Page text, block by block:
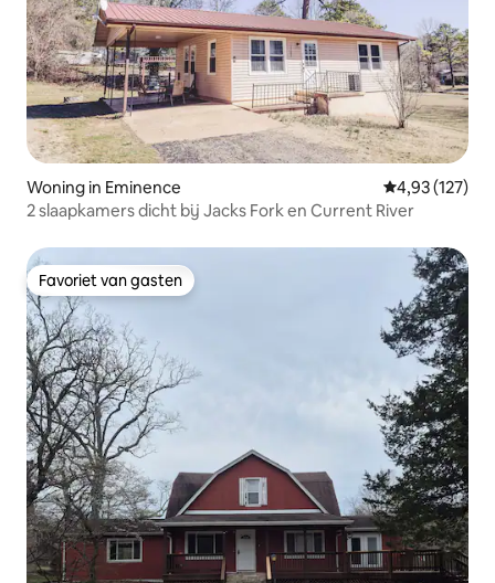
Woning in Eminence Gemiddelde
4,93 (127)
2 slaapkamers dicht bij Jacks Fork en Current River
Favoriet van gasten
Favoriet van gasten